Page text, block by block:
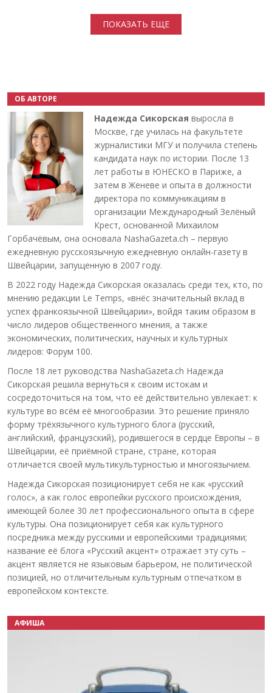
ПОКАЗАТЬ ЕЩЕ
ОБ АВТОРЕ
Надежда Сикорская выросла в
Москве, где училась на факультете
журналистики МГУ и получила степень
кандидата наук по истории. После 13
лет работы в ЮНЕСКО в Париже, а
затем в Женеве и опыта в должности
директора по коммуникациям в
организации Международный Зелёный
Крест, основанной Михаилом
Горбачёвым, она основала NashaGazeta.ch – первую
ежедневную русскоязычную ежедневную онлайн-газету в
Швейцарии, запущенную в 2007 году.
В 2022 году Надежда Сикорская оказалась среди тех, кто, по
мнению редакции Le Temps, «внёс значительный вклад в
успех франкоязычной Швейцарии», войдя таким образом в
число лидеров общественного мнения, а также
экономических, политических, научных и культурных
лидеров: Форум 100.
После 18 лет руководства NashaGazeta.ch Надежда
Сикорская решила вернуться к своим истокам и
сосредоточиться на том, что её действительно увлекает: к
культуре во всём её многообразии. Это решение приняло
форму трёхязычного культурного блога (русский,
английский, французский), родившегося в сердце Европы – в
Швейцарии, её приёмной стране, стране, которая
отличается своей мультикультурностью и многоязычием.
Надежда Сикорская позиционирует себя не как «русский
голос», а как голос европейки русского происхождения,
имеющей более 30 лет профессионального опыта в сфере
культуры. Она позиционирует себя как культурного
посредника между русскими и европейскими традициями;
название её блога «Русский акцент» отражает эту суть –
акцент является не языковым барьером, не политической
позицией, но отличительным культурным отпечатком в
европейском контексте.
АФИША